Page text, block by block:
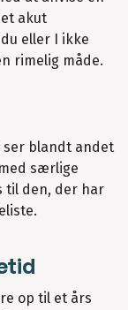
akut
eller I ikke
rimelig måde.
ser blandt andet
særlige
til den, der har
op til et års